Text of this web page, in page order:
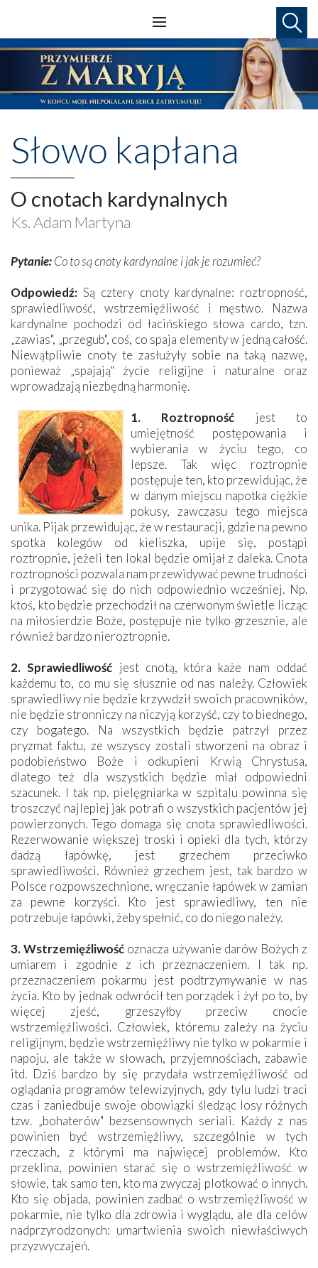
Słowo kapłana
O cnotach kardynalnych
Ks. Adam Martyna
Pytanie:Co to są cnoty kardynalne i jak je rozumieć?
Odpowiedź: Są cztery cnoty kardynalne: roztropność,
sprawiedliwość, wstrzemięźliwość i męstwo. Nazwa
kardynalne pochodzi od łacińskiego słowa cardo, tzn.
„zawias", „przegub", coś, co spaja elementy w jedną całość.
Niewątpliwie cnoty te zasłużyły sobie na taką nazwę,
ponieważ „spajają" życie religijne i naturalne oraz
wprowadzają niezbędną harmonię.
1. Roztropność jest to
umiejętność postępowania i
wybierania w życiu tego, co
lepsze. Tak więc roztropnie
postępuje ten, kto przewidując, że
w danym miejscu napotka ciężkie
pokusy, zawczasu tego miejsca
unika. Pijak przewidując, że w restauracji, gdzie na pewno
spotka kolegów od kieliszka, upije się, postąpi
roztropnie, jeżeli ten lokal będzie omijał z daleka. Cnota
roztropności pozwala nam przewidywać pewne trudności
i przygotować się do nich odpowiednio wcześniej. Np.
ktoś, kto będzie przechodził na czerwonym świetle licząc
na miłosierdzie Boże, postępuje nie tylko grzesznie, ale
również bardzo nieroztropnie.
2. Sprawiedliwość jest cnotą, która każe nam oddać
każdemu to, co mu się słusznie od nas należy. Człowiek
sprawiedliwy nie będzie krzywdził swoich pracowników,
nie będzie stronniczy na niczyją korzyść, czy to biednego,
czy bogatego. Na wszystkich będzie patrzył przez
pryzmat faktu, ze wszyscy zostali stworzeni na obraz i
podobieństwo Boże i odkupieni Krwią Chrystusa,
dlatego też dla wszystkich będzie miał odpowiedni
szacunek. I tak np. pielęgniarka w szpitalu powinna się
troszczyć najlepiej jak potrafi o wszystkich pacjentów jej
powierzonych. Tego domaga się cnota sprawiedliwości.
Rezerwowanie większej troski i opieki dla tych, którzy
dadzą łapówkę, jest grzechem przeciwko
sprawiedliwości. Również grzechem jest, tak bardzo w
Polsce rozpowszechnione, wręcza­nie łapówek w zamian
za pewne korzyści. Kto jest sprawiedliwy, ten nie
potrzebuje łapówki, żeby spełnić, co do niego należy.
3. Wstrzemięźliwość oznacza używanie darów Bożych z
umiarem i zgodnie z ich przeznaczeniem. I tak np.
przeznaczeniem pokarmu jest podtrzymywanie w nas
życia. Kto by jednak odwrócił ten porządek i żył po to, by
więcej zjeść, grzeszyłby przeciw cnocie
wstrzemięźliwości. Człowiek, któremu zależy na życiu
religijnym, będzie wstrzemięźliwy nie tylko w pokarmie i
napoju, ale także w słowach, przyjemnościach, zabawie
itd. Dziś bardzo by się przydała wstrzemięźliwość od
oglądania programów telewizyjnych, gdy tylu ludzi traci
czas i zaniedbuje swoje obowiązki śledząc losy różnych
tzw. „bohaterów" bezsensownych seriali. Każdy z nas
powinien być wstrzemięźliwy, szczególnie w tych
rzeczach, z którymi ma najwięcej problemów. Kto
przeklina, powinien starać się o wstrzemięźliwość w
słowie, tak samo ten, kto ma zwyczaj plotkować o innych.
Kto się objada, powinien zadbać o wstrzemięźliwość w
pokarmie, nie tylko dla zdrowia i wyglądu, ale dla celów
nadprzyrodzonych: umartwienia swoich niewłaściwych
przyzwyczajeń.